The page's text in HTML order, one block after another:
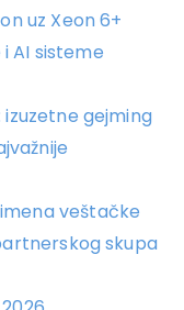
uz Xeon 6+
AI sisteme
izuzetne gejming
veštačke
skupa